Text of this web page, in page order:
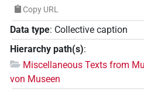
Copy URL
Data type: Collective caption
Hierarchy path(s):
Miscellaneous Texts from
von Museen